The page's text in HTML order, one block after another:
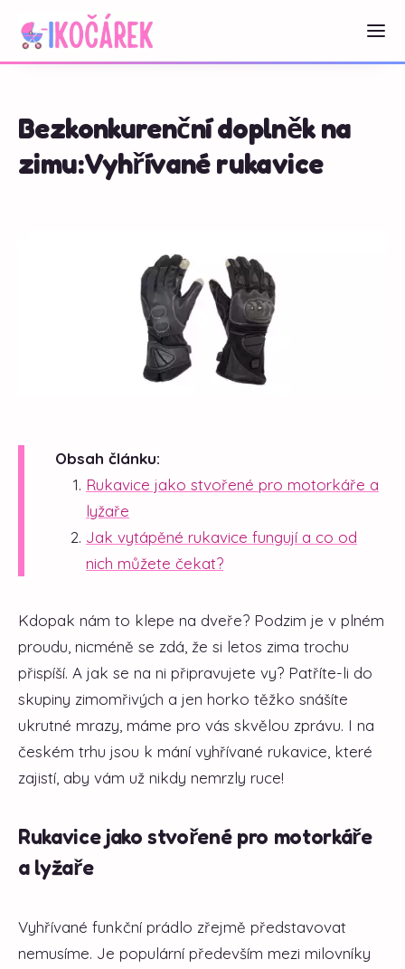
Bezkonkurenční doplněk na
zimu: Vyhřívané rukavice
Obsah článku:
Rukavice jako stvořené pro motorkáře a
lyžaře
Jak vytápěné rukavice fungují a co od
nich můžete čekat?
Kdopak nám to klepe na dveře? Podzim je v plném
proudu, nicméně se zdá, že si letos zima trochu
přispíší. A jak se na ni připravujete vy? Patříte-li do
skupiny zimomřivých a jen horko těžko snášíte
ukrutné mrazy, máme pro vás skvělou zprávu. I na
českém trhu jsou k mání vyhřívané rukavice, které
zajistí, aby vám už nikdy nemrzly ruce!
Rukavice jako stvořené pro motorkáře
a lyžaře
Vyhřívané funkční prádlo zřejmě představovat
nemusíme. Je populární především mezi milovníky